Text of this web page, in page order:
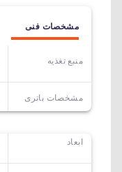
مشخصات فنی
منبع تغذیه
مشخصات باتری
ابعاد